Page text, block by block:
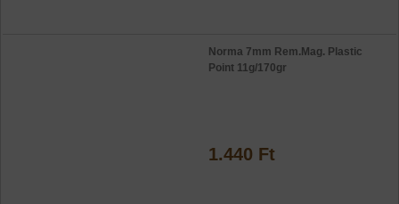
Norma 7mm Rem.Mag. Plastic
Point 11g/170gr
1.440 Ft